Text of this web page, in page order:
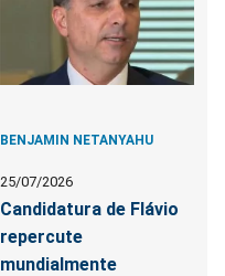
BENJAMIN NETANYAHU
25/07/2026
Candidatura de Flávio
repercute
mundialmente